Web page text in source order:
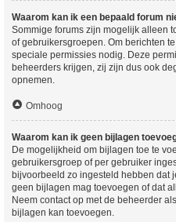
Waarom kan ik een bepaald forum
Sommige forums zijn mogelijk alleen
of gebruikersgroepen. Om berichten
speciale permissies nodig. Deze
beheerders krijgen, zij zijn dus ook
opnemen.
Omhoog
Waarom kan ik geen bijlagen
De mogelijkheid om bijlagen toe te
gebruikersgroep of per gebruiker
bijvoorbeeld zo ingesteld hebben dat
geen bijlagen mag toevoegen of dat
Neem contact op met de beheerder
bijlagen kan toevoegen.